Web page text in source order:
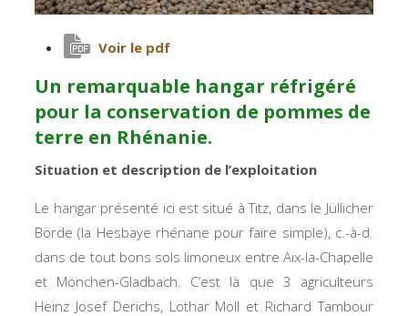
Voir le pdf
Un remarquable hangar réfrigéré
pour la conservation de pommes de
terre en Rhénanie.
Situation et description de l’exploitation
Le hangar présenté ici est situé à Titz, dans le Jüllicher
Börde (la Hesbaye rhénane pour faire simple), c.-à-d.
dans de tout bons sols limoneux entre Aix-la-Chapelle
et Mönchen-Gladbach. C’est là que 3 agriculteurs
Heinz Josef Derichs, Lothar Moll et Richard Tambour